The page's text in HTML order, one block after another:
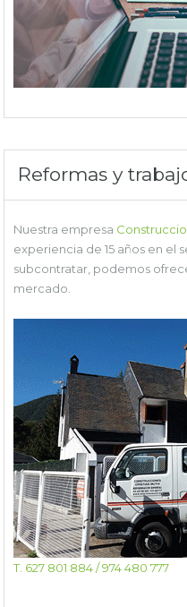
Reformas y
Nuestra empresa
experiencia de 15 años en el
subcontratar, podemos
mercado.
T. 627 801 884 / 974 480 777